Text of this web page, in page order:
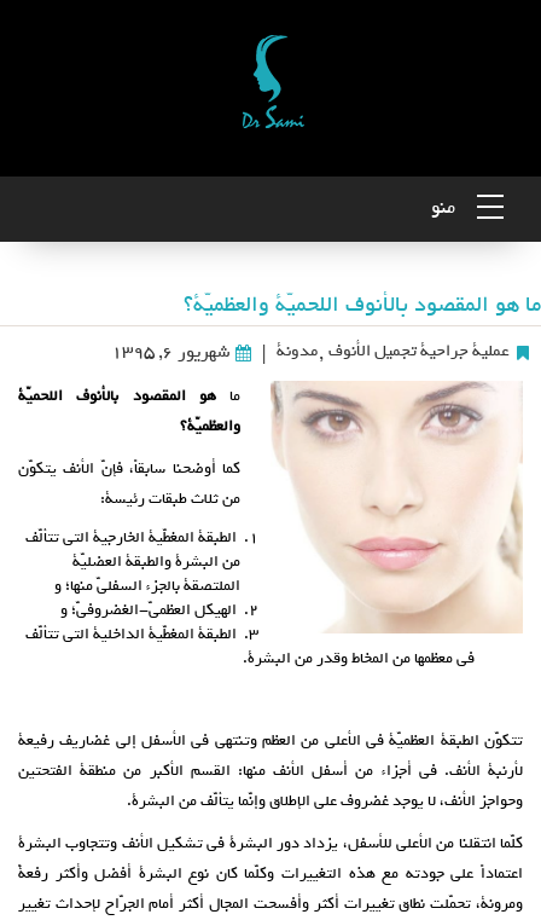
منو
ما هو المقصود بالأنوف اللحميّة والعظميّة؟
عملية جراحية تجميل الأنوف ,مدونة | شهریور ۶, ۱۳۹۵
ما هو المقصود بالأنوف اللحميّة
والعظميّة؟
كما أوضحنا سابقاً، فإنّ الأنف يتكوّن
من ثلاث طبقات رئيسة:
الطبقة المغطّية الخارجية التي تتألّف
من البشرة والطبقة العضليّة
الملتصقة بالجزء السفليّ منها؛ و
الهيكل العظميّ-الغضروفيّ؛ و
الطبقة المغطّية الداخلية التي تتألّف
في معظمها من المخاط وقدر من البشرة.
تتكوّن الطبقة العظميّة في الأعلى من العظم وتنتهي في الأسفل إلى غضاريف رفيعة
لأرنبة الأنف. في أجزاء من أسفل الأنف منها: القسم الأكبر من منطقة الفتحتين
وحواجز الأنف، لا يوجد غضروف على الإطلاق وإنّما يتألّف من البشرة.
كلّما انتقلنا من الأعلى للأسفل، يزداد دور البشرة في تشكيل الأنف وتتجاوب البشرة
اعتماداً على جودته مع هذه التغييرات وكلّما كان نوع البشرة أفضل وأكثر رفعةً
ومرونة، تحمّلت نطاق تغييرات أكثر وأفسحت المجال أكثر أمام الجرّاح لإحداث تغيير